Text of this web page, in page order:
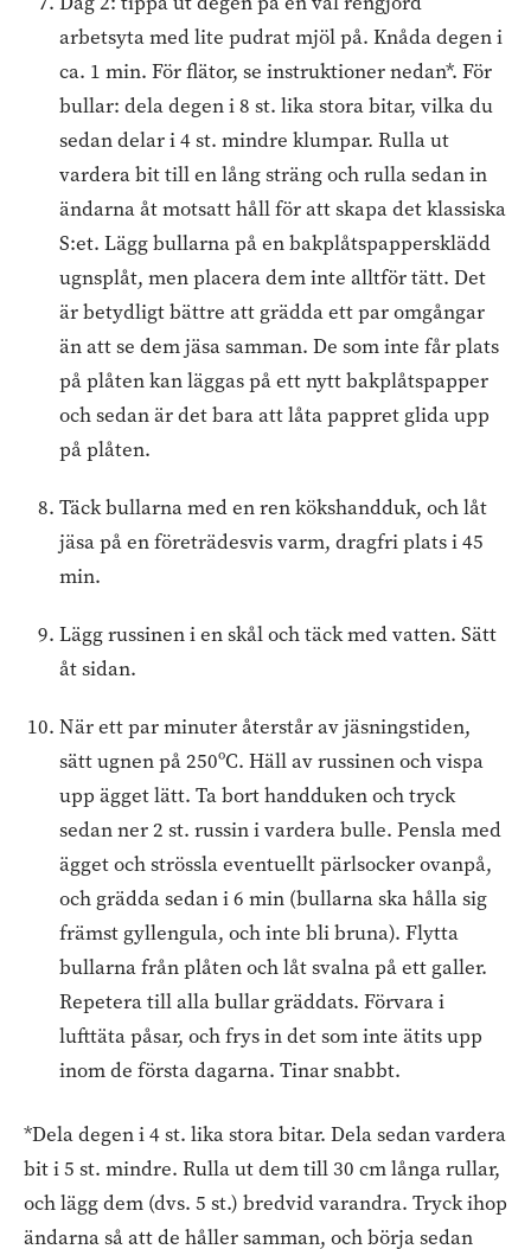
arbetsyta med lite pudrat mjöl på. Knåda degen i
ca. 1 min. För flätor, se instruktioner nedan*. För
bullar: dela degen i 8 st. lika stora bitar, vilka du
sedan delar i 4 st. mindre klumpar. Rulla ut
vardera bit till en lång sträng och rulla sedan in
ändarna åt motsatt håll för att skapa det klassiska
S:et. Lägg bullarna på en bakplåtspappersklädd
ugnsplåt, men placera dem inte alltför tätt. Det
är betydligt bättre att grädda ett par omgångar
än att se dem jäsa samman. De som inte får plats
på plåten kan läggas på ett nytt bakplåtspapper
och sedan är det bara att låta pappret glida upp
på plåten.
Täck bullarna med en ren kökshandduk, och låt
jäsa på en företrädesvis varm, dragfri plats i 45
min.
Lägg russinen i en skål och täck med vatten. Sätt
åt sidan.
När ett par minuter återstår av jäsningstiden,
sätt ugnen på 250ºC. Häll av russinen och vispa
upp ägget lätt. Ta bort handduken och tryck
sedan ner 2 st. russin i vardera bulle. Pensla med
ägget och strössla eventuellt pärlsocker ovanpå,
och grädda sedan i 6 min (bullarna ska hålla sig
främst gyllengula, och inte bli bruna). Flytta
bullarna från plåten och låt svalna på ett galler.
Repetera till alla bullar gräddats. Förvara i
lufttäta påsar, och frys in det som inte ätits upp
inom de första dagarna. Tinar snabbt.
*Dela degen i 4 st. lika stora bitar. Dela sedan vardera
bit i 5 st. mindre. Rulla ut dem till 30 cm långa rullar,
och lägg dem (dvs. 5 st.) bredvid varandra. Tryck ihop
ändarna så att de håller samman, och börja sedan